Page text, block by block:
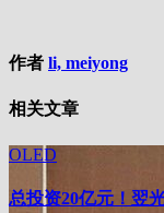
作者 li, meiyong
相关文章
OLED
总投资20亿元！翌